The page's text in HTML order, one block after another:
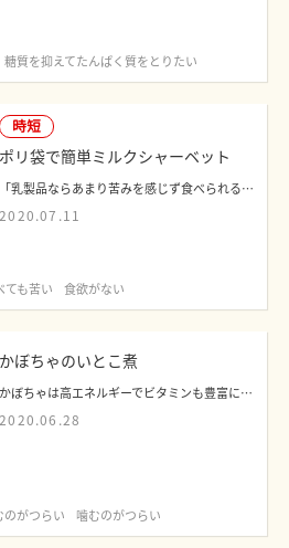
糖質を抑えてたんぱく質をとりたい
時短
ポリ袋で簡単ミルクシャーベット
「乳製品ならあまり苦みを感じず食べられる」という患者さんにおすすめしたメニューで...
2020.07.11
ても苦い 食欲がない
かぼちゃのいとこ煮
かぼちゃは高エネルギーでビタミンも豊富に含んでいます。ペースト状にしやすく、噛む...
2020.06.28
のがつらい 噛むのがつらい